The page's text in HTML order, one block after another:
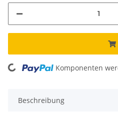
Komponenten
Beschreibung